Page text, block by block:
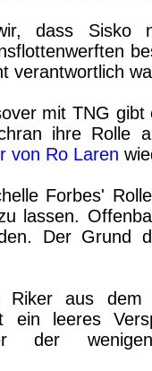
dass Sisko
verantwortlich
mit TNG
ihre Rolle
von Ro Laren
Forbes'
lassen.
Der Grund
Riker aus dem
ein leeres
wenigen